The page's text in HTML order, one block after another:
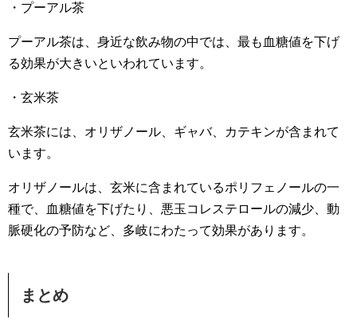
・プーアル茶
プーアル茶は、身近な飲み物の中では、最も血糖値を下げ
る効果が大きいといわれています。
・玄米茶
玄米茶には、オリザノール、ギャバ、カテキンが含まれて
います。
オリザノールは、玄米に含まれているポリフェノールの一
種で、血糖値を下げたり、悪玉コレステロールの減少、動
脈硬化の予防など、多岐にわたって効果があります。
まとめ